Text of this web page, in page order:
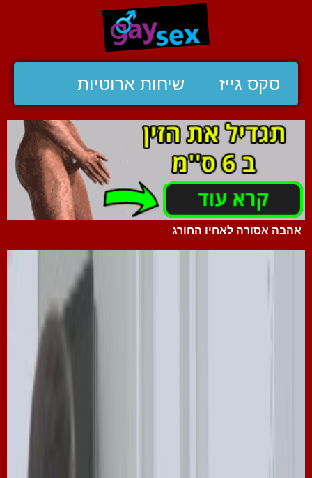
סקס גייז שיחות ארוטיות
אהבה אסורה לאחיו החורג